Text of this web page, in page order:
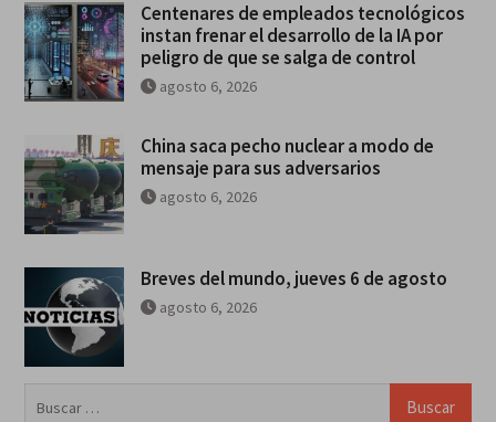
Centenares de empleados tecnológicos
instan frenar el desarrollo de la IA por
peligro de que se salga de control
agosto 6, 2026
China saca pecho nuclear a modo de
mensaje para sus adversarios
agosto 6, 2026
Breves del mundo, jueves 6 de agosto
agosto 6, 2026